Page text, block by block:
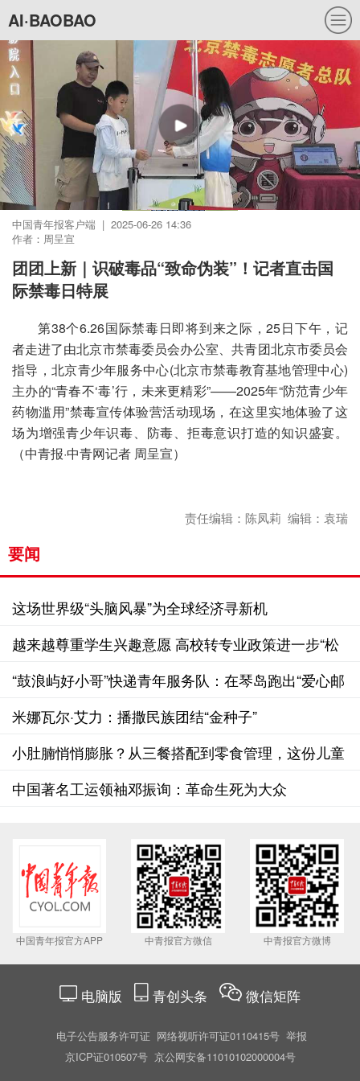
AI·BAOBAO
中国青年报客户端 | 2025-06-26 14:36
作者：周呈宣
团团上新｜识破毒品“致命伪装”！记者直击国
际禁毒日特展
第38个6.26国际禁毒日即将到来之际，25日下午，记
者走进了由北京市禁毒委员会办公室、共青团北京市委员会
指导，北京青少年服务中心(北京市禁毒教育基地管理中心)
主办的“青春不‘毒’行，未来更精彩”——2025年“防范青少年
药物滥用”禁毒宣传体验营活动现场，在这里实地体验了这
场为增强青少年识毒、防毒、拒毒意识打造的知识盛宴。
（中青报·中青网记者 周呈宣）
责任编辑：陈凤莉 编辑：袁瑞
要闻
这场世界级“头脑风暴”为全球经济寻新机
越来越尊重学生兴趣意愿 高校转专业政策进一步“松
绑”
“鼓浪屿好小哥”快递青年服务队：在琴岛跑出“爱心邮
路”
米娜瓦尔·艾力：播撒民族团结“金种子”
小肚腩悄悄膨胀？从三餐搭配到零食管理，这份儿童
健康饮食指南请收好！
中国著名工运领袖邓振询：革命生死为大众
中国青年报官方APP 中青报官方微信 中青报官方微博
电脑版 青创头条 微信矩阵
电子公告服务许可证 网络视听许可证0110415号 举报
京ICP证010507号 京公网安备11010102000004号